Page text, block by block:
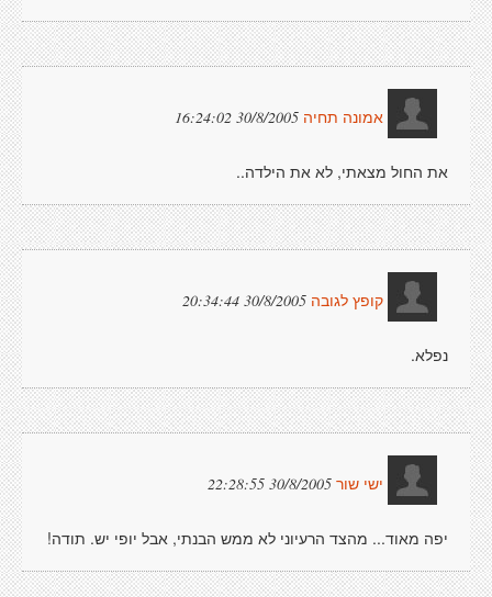
אמונה תחיה 30/8/2005 16:24:02
את החול מצאתי, לא את הילדה..
קופץ לגובה 30/8/2005 20:34:44
נפלא.
ישי שור 30/8/2005 22:28:55
יפה מאוד... מהצד הרעיוני לא ממש הבנתי, אבל יופי יש. תודה!